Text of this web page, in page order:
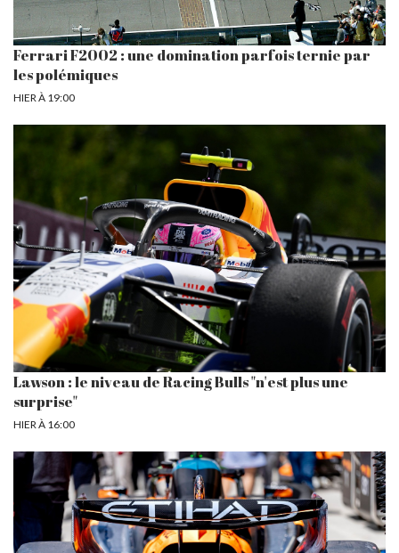
Ferrari F2002 : une domination parfois ternie par
les polémiques
HIER À 19:00
Lawson : le niveau de Racing Bulls "n'est plus une
surprise"
HIER À 16:00